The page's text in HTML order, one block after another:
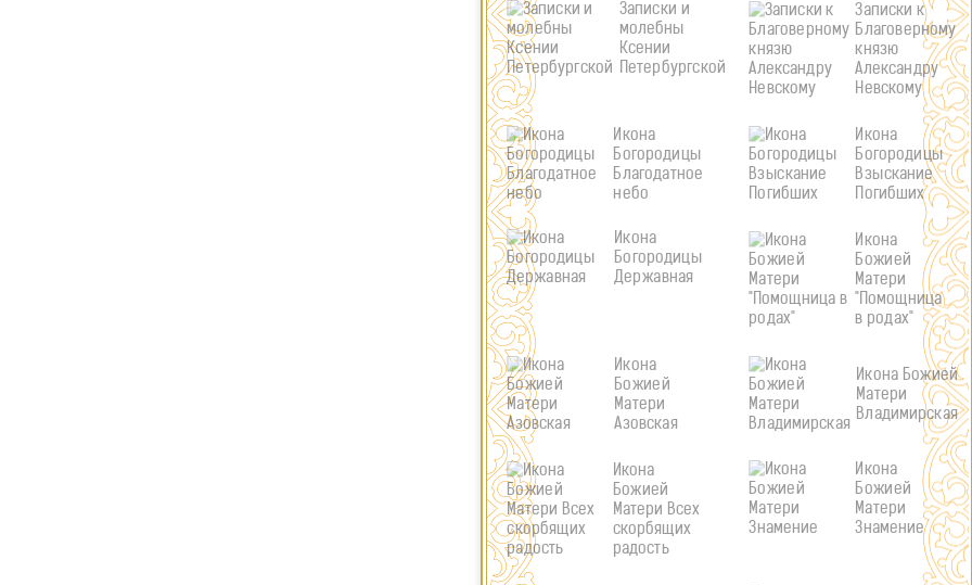
Записки и
молебны
Ксении
Петербургской
Записки к
Благоверному
князю
Александру
Невскому
Икона
Богородицы
Благодатное
небо
Икона
Богородицы
Взыскание
Погибших
Икона
Богородицы
Державная
Икона
Божией
Матери
"Помощница
в родах"
Икона
Божией
Матери
Азовская
Икона Божией
Матери
Владимирская
Икона
Божией
Матери Всех
скорбящих
радость
Икона
Божией
Матери
Знамение